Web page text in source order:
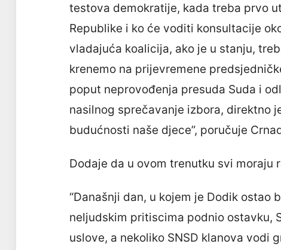
testova demokratije, kada treba prvo
Republike i ko će voditi konsultacije
vladajuća koalicija, ako je u stanju,
krenemo na prijevremene
poput neprovođenja presuda Suda i
nasilnog sprečavanje izbora, direktno
budućnosti naše djece”, poručuje
Dodaje da u ovom trenutku svi
“Današnji dan, u kojem je Dodik
neljudskim pritiscima podnio ostavku,
uslove, a nekoliko SNSD klanova vodi